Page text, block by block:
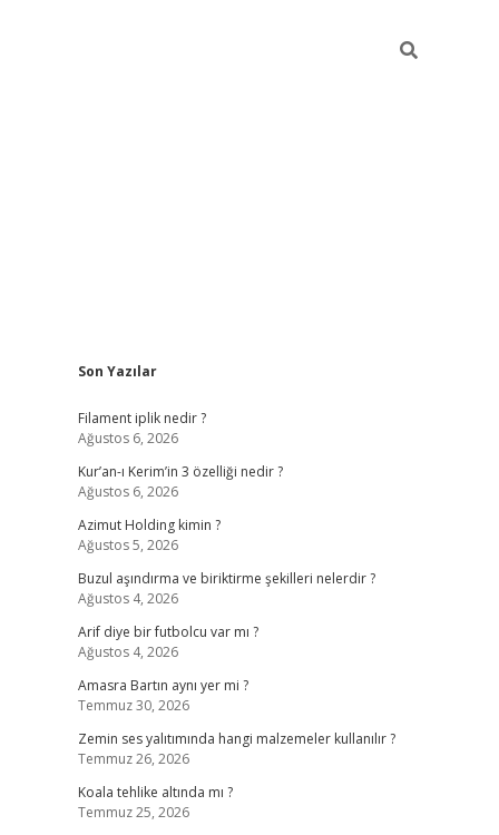
Sidebar
Son Yazılar
Filament iplik nedir ?
Ağustos 6, 2026
Kur’an-ı Kerim’in 3 özelliği nedir ?
Ağustos 6, 2026
Azimut Holding kimin ?
Ağustos 5, 2026
Buzul aşındırma ve biriktirme şekilleri nelerdir ?
Ağustos 4, 2026
Arif diye bir futbolcu var mı ?
Ağustos 4, 2026
Amasra Bartın aynı yer mi ?
Temmuz 30, 2026
Zemin ses yalıtımında hangi malzemeler kullanılır ?
Temmuz 26, 2026
Koala tehlike altında mı ?
Temmuz 25, 2026
vdcasino güncel giriş